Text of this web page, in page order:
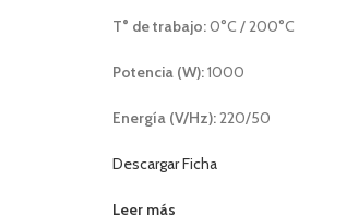
T° de trabajo:0°C / 200°C
Potencia (W):1000
Energía (V/Hz):220/50
Descargar Ficha
Leer más